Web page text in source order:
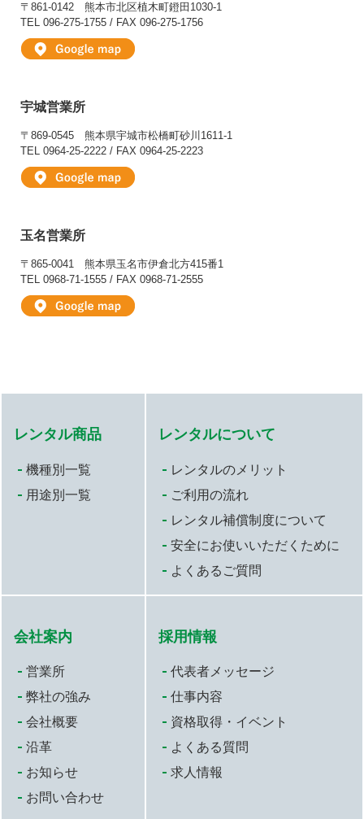
〒861-0142 熊本市北区植木町鐙田1030-1
TEL 096-275-1755 / FAX 096-275-1756
宇城営業所
〒869-0545 熊本県宇城市松橋町砂川1611-1
TEL 0964-25-2222 / FAX 0964-25-2223
玉名営業所
〒865-0041 熊本県玉名市伊倉北方415番1
TEL 0968-71-1555 / FAX 0968-71-2555
レンタル商品
機種別一覧
用途別一覧
レンタルについて
レンタルのメリット
ご利用の流れ
レンタル補償制度について
安全にお使いいただくために
よくあるご質問
会社案内
営業所
弊社の強み
会社概要
沿革
お知らせ
お問い合わせ
採用情報
代表者メッセージ
仕事内容
資格取得・イベント
よくある質問
求人情報